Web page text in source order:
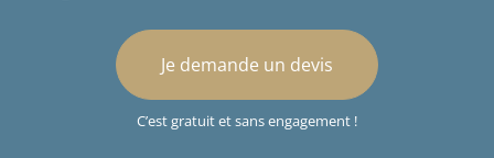
Je demande un devis
C’est gratuit et sans engagement !